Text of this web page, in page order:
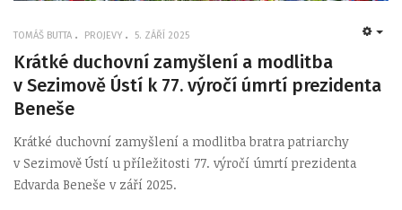
TOMÁŠ BUTTA PROJEVY 5. ZÁŘÍ 2025
Krátké duchovní zamyšlení a modlitba
v Sezimově Ústí k 77. výročí úmrtí prezidenta
Beneše
Krátké duchovní zamyšlení a modlitba bratra patriarchy
v Sezimově Ústí u příležitosti 77. výročí úmrtí prezidenta
Edvarda Beneše v září 2025.